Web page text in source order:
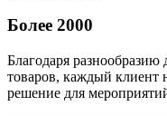
Более 2000
Благодаря
товаров, каждый клиент
решение для